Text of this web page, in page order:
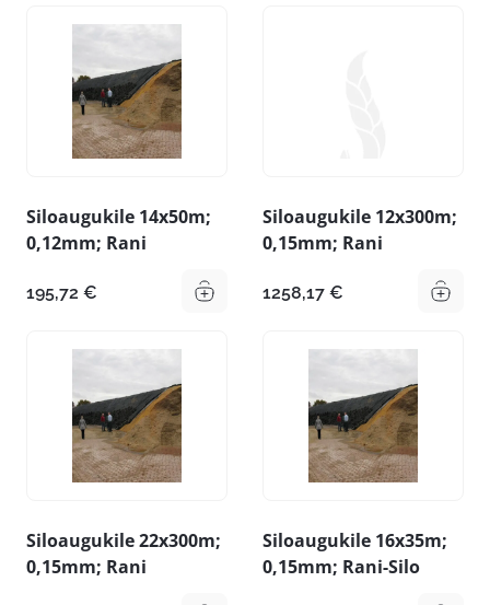
Siloaugukile 14x50m;
0,12mm; Rani
195,72 €
Siloaugukile 12x300m;
0,15mm; Rani
1258,17 €
Siloaugukile 22x300m;
0,15mm; Rani
Siloaugukile 16x35m;
0,15mm; Rani-Silo